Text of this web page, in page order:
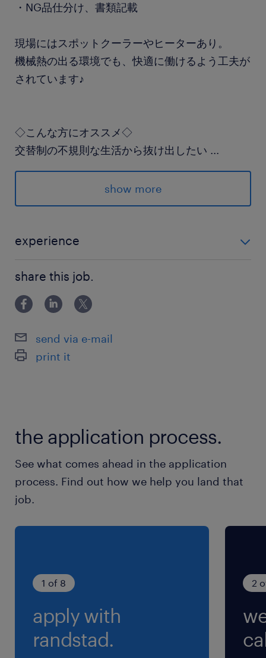
・NG品仕分け、書類記載
現場にはスポットクーラーやヒーターあり。
機械熱の出る環境でも、快適に働けるよう工夫が
されています♪
◇こんな方にオススメ◇
交替制の不規則な生活から抜け出したい ...
製造現場での実務経験を活かしたい
就業前の職場見学で実際の雰囲気を確かめたい
なかなか時間が取れないあなたに！
派遣先の特徴
私たちの生活に欠かせない自動車や
「特殊な金属素材」をつくっている
モノづくり企業です。
企業カレンダーによる
週休2日制（土日休み）。※月2回ほど土曜出勤の
可能性がありますが、長期休暇もしっかりありま
す。
0:00-8:20（実働7時間20分・休憩60分）
残業
月の残業時間は10～20時間ほど。
show more
experience
share this job.
send via e-mail
print it
the application process.
See what comes ahead in the application
process. Find out how we help you land that
job.
1 of 8
apply with
randstad.
2